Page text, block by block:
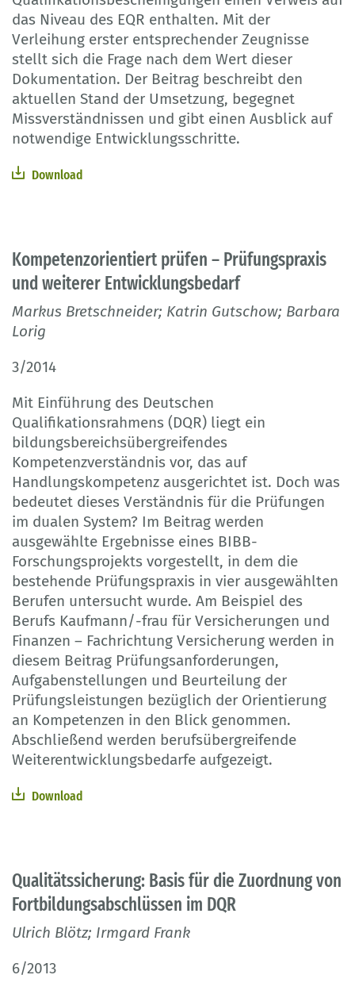
das Niveau des EQR enthalten. Mit der
Verleihung erster entsprechender Zeugnisse
stellt sich die Frage nach dem Wert dieser
Dokumentation. Der Beitrag beschreibt den
aktuellen Stand der Umsetzung, begegnet
Missverständnissen und gibt einen Ausblick auf
notwendige Entwicklungsschritte.
Download
Kompetenzorientiert prüfen – Prüfungspraxis
und weiterer Entwicklungsbedarf
Markus Bretschneider; Katrin Gutschow; Barbara
Lorig
3/2014
Mit Einführung des Deutschen
Qualifikationsrahmens (DQR) liegt ein
bildungsbereichsübergreifendes
Kompetenzverständnis vor, das auf
Handlungskompetenz ausgerichtet ist. Doch was
bedeutet dieses Verständnis für die Prüfungen
im dualen System? Im Beitrag werden
ausgewählte Ergebnisse eines BIBB-
Forschungsprojekts vorgestellt, in dem die
bestehende Prüfungspraxis in vier ausgewählten
Berufen untersucht wurde. Am Beispiel des
Berufs Kaufmann/-frau für Versicherungen und
Finanzen – Fachrichtung Versicherung werden in
diesem Beitrag Prüfungsanforderungen,
Aufgabenstellungen und Beurteilung der
Prüfungsleistungen bezüglich der Orientierung
an Kompetenzen in den Blick genommen.
Abschließend werden berufsübergreifende
Weiterentwicklungsbedarfe aufgezeigt.
Download
Qualitätssicherung: Basis für die Zuordnung von
Fortbildungsabschlüssen im DQR
Ulrich Blötz; Irmgard Frank
6/2013